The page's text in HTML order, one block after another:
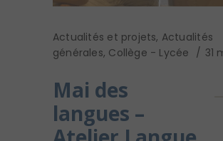
Actualités et projets, Actualités
générales, Collège - Lycée 31
Mai des
langues –